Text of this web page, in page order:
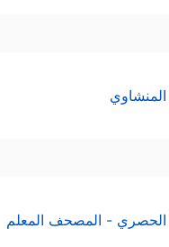
الحصري - المصحف المعلم